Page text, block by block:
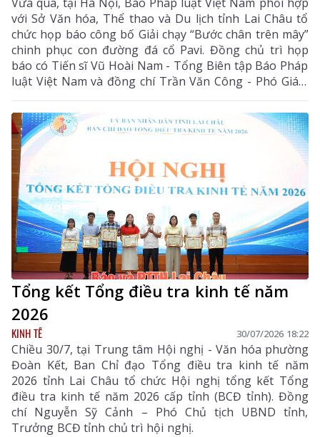
với Sở Văn hóa, Thể thao và Du lịch tỉnh Lai Châu tổ
chức họp báo công bố Giải chạy “Bước chân trên mây”
chinh phục con đường đá cổ Pavi. Đồng chủ trì họp
báo có Tiến sĩ Vũ Hoài Nam - Tổng Biên tập Báo Pháp
luật Việt Nam và đồng chí Trần Văn Công - Phó Giám
đốc Sở Văn hóa, Thể thao và Du lịch tỉnh Lai Châu.
Tổng kết Tổng điều tra kinh tế năm
2026
KINH TẾ 30/07/2026 18:22
Chiều 30/7, tại Trung tâm Hội nghị - Văn hóa phường
Đoàn Kết, Ban Chỉ đạo Tổng điều tra kinh tế năm
2026 tỉnh Lai Châu tổ chức Hội nghị tổng kết Tổng
điều tra kinh tế năm 2026 cấp tỉnh (BCĐ tỉnh). Đồng
chí Nguyễn Sỹ Cảnh – Phó Chủ tịch UBND tỉnh,
Trưởng BCĐ tỉnh chủ trì hội nghị.